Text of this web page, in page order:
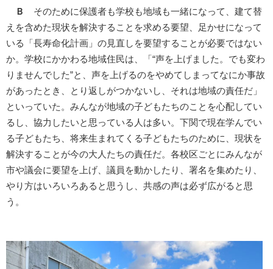
Ｂ
そのために保護者も学校も地域も一緒になって、建て替
えを含めた現状を解決することを求める要望、足かせになって
いる「長寿命化計画」の見直しを要望することが必要ではない
か。学校にかかわる地域住民は、「“声を上げました。でも変わ
りませんでした”と、声を上げるのをやめてしまってなにか事故
があったとき、とり返しがつかないし、それは地域の責任だ」
といっていた。みんなが地域の子どもたちのことを心配してい
るし、協力したいと思っている人は多い。下関で現在学んでい
る子どもたち、将来生まれてくる子どもたちのために、現状を
解決することが今の大人たちの責任だ。各校区ごとにみんなが
市や議会に要望を上げ、議員を動かしたり、署名を集めたり、
やり方はいろいろあると思うし、共感の声は必ず広がると思
う。